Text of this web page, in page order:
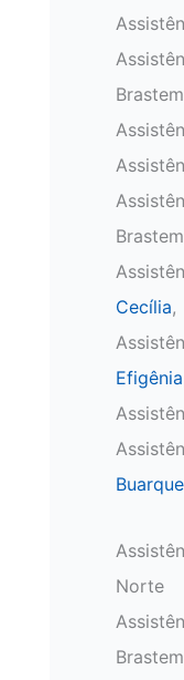
Cecília,
Efigênia
Norte